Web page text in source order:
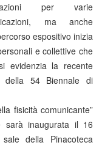
per varie
ma anche
espositivo inizia
e collettive che
evidenzia la recente
della 54 Biennale di
fisicità comunicante”
sarà inaugurata il 16
della Pinacoteca